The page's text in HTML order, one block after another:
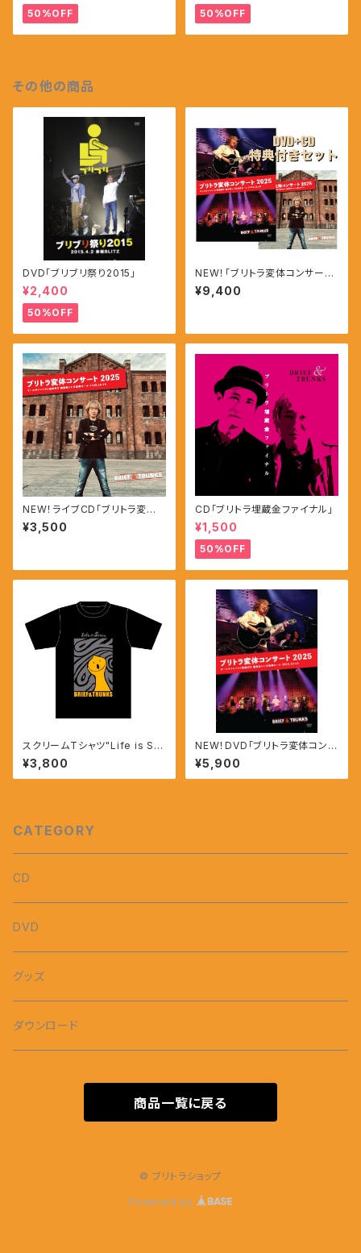
50%OFF 50%OFF
その他の商品
DVD「ブリブリ祭り2015」
¥2,400
50%OFF
NEW！「ブリトラ変体コンサート
2025」DVD+CD【直筆サイン入
りA5ポスター・缶バッジ付き】
¥9,400
NEW！ライブCD「ブリトラ変体
コンサート2025」
¥3,500
CD「ブリトラ埋蔵金ファイナル」
¥1,500
50%OFF
スクリームTシャツ"Life is Scr
eam"
¥3,800
NEW！DVD「ブリトラ変体コンサ
ート2025」【缶バッジ付き】
¥5,900
CATEGORY
CD
DVD
グッズ
ダウンロード
商品一覧に戻る
© ブリトラショップ
Powered by